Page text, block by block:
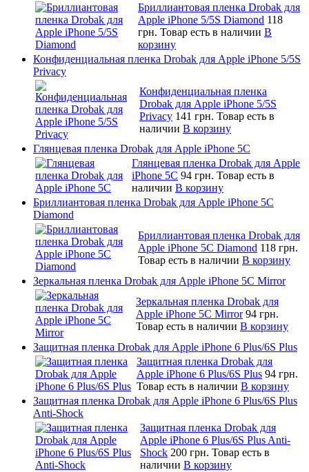
Бриллиантовая пленка Drobak для
Apple iPhone 5/5S Diamond 118
грн. Товар есть в наличии В
корзину
Конфиденциальная пленка Drobak для Apple iPhone 5/5S
Privacy
Конфиденциальная пленка
Drobak для Apple iPhone 5/5S
Privacy 141 грн. Товар есть в
наличии В корзину
Глянцевая пленка Drobak для Apple iPhone 5C
Глянцевая пленка Drobak для Apple
iPhone 5C 94 грн. Товар есть в
наличии В корзину
Бриллиантовая пленка Drobak для Apple iPhone 5C
Diamond
Бриллиантовая пленка Drobak для
Apple iPhone 5C Diamond 118 грн.
Товар есть в наличии В корзину
Зеркальная пленка Drobak для Apple iPhone 5C Mirror
Зеркальная пленка Drobak для
Apple iPhone 5C Mirror 94 грн.
Товар есть в наличии В корзину
Защитная пленка Drobak для Apple iPhone 6 Plus/6S Plus
Защитная пленка Drobak для
Apple iPhone 6 Plus/6S Plus 94 грн.
Товар есть в наличии В корзину
Защитная пленка Drobak для Apple iPhone 6 Plus/6S Plus
Anti-Shock
Защитная пленка Drobak для
Apple iPhone 6 Plus/6S Plus Anti-
Shock 200 грн. Товар есть в
наличии В корзину